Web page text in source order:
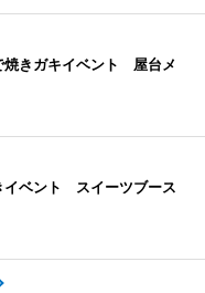
焼きガキイベント 屋台メ
イベント スイーツブース